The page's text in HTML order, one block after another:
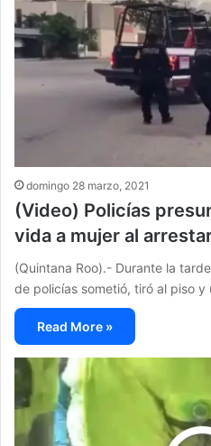
domingo 28 marzo, 2021
(Video) Policías
vida a mujer al
(Quintana Roo).- Durante la
de policías sometió, tiró al piso y
Read More »